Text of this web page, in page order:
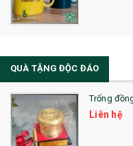
QUÀ TẶNG ĐỘC ĐÁO
Trống
Liên hệ